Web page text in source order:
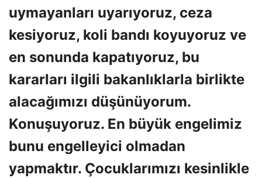
uymayanları uyarıyoruz, ceza
kesiyoruz, koli bandı koyuyoruz ve
en sonunda kapatıyoruz, bu
kararları ilgili bakanlıklarla birlikte
alacağımızı düşünüyorum.
Konuşuyoruz. En büyük engelimiz
bunu engelleyici olmadan
yapmaktır. Çocuklarımızı kesinlikle